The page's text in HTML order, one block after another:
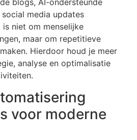
blogs, AI-ondersteunde
media updates
niet om menselijke
maar om repetitieve
Hierdoor houd je meer
analyse en optimalisatie
voor moderne